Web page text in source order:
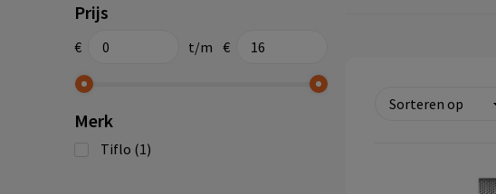
Prijs
€ t/m €
Merk
Tiflo (1)